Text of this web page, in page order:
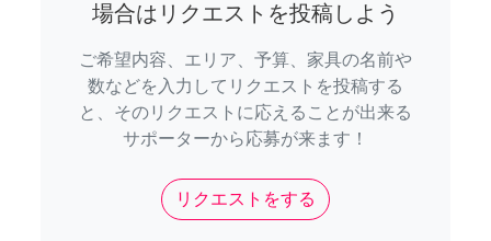
場合はリクエストを投稿しよう
ご希望内容、エリア、予算、家具の名前や
数などを入力してリクエストを投稿する
と、そのリクエストに応えることが出来る
サポーターから応募が来ます！
リクエストをする